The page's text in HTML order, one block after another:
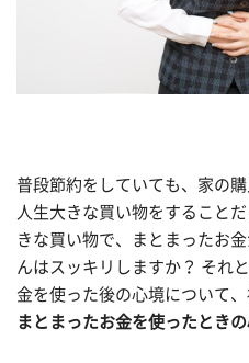
普段節約をしていても、家の
人生大きな買い物をすること
きな買い物で、まとまったお
んはスッキリしますか？ それ
金を使った後の心境について
まとまったお金を使ったとき